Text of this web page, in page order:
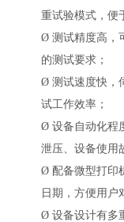
重试验模式，便
Ø 测试精度高，
的测试要求；
Ø 测试速度快，
试工作效率；
Ø 设备自动化程
泄压、设备使用
Ø 配备微型打印
日期，方便用户
Ø 设备设计有多